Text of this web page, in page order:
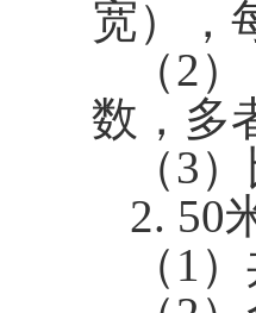
宽），
（2
数，多
（3
2. 50
（ 1